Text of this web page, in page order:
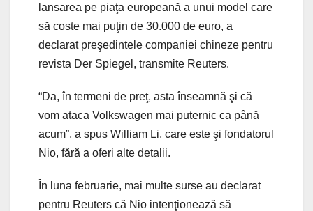
lansarea pe piaţa europeană a unui model care
să coste mai puţin de 30.000 de euro, a
declarat preşedintele companiei chineze pentru
revista Der Spiegel, transmite Reuters.
“Da, în termeni de preţ, asta înseamnă şi că
vom ataca Volkswagen mai puternic ca până
acum”, a spus William Li, care este şi fondatorul
Nio, fără a oferi alte detalii.
În luna februarie, mai multe surse au declarat
pentru Reuters că Nio intenţionează să